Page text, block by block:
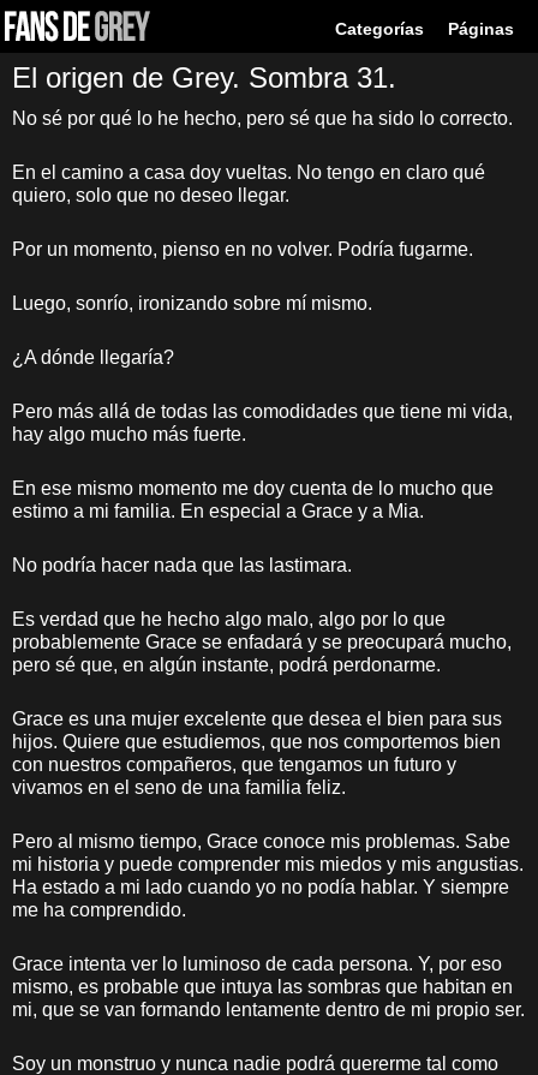
Categorías Páginas
El origen de Grey. Sombra 31.
No sé por qué lo he hecho, pero sé que ha sido lo correcto.
En el camino a casa doy vueltas. No tengo en claro qué
quiero, solo que no deseo llegar.
Por un momento, pienso en no volver. Podría fugarme.
Luego, sonrío, ironizando sobre mí mismo.
¿A dónde llegaría?
Pero más allá de todas las comodidades que tiene mi vida,
hay algo mucho más fuerte.
En ese mismo momento me doy cuenta de lo mucho que
estimo a mi familia. En especial a Grace y a Mia.
No podría hacer nada que las lastimara.
Es verdad que he hecho algo malo, algo por lo que
probablemente Grace se enfadará y se preocupará mucho,
pero sé que, en algún instante, podrá perdonarme.
Grace es una mujer excelente que desea el bien para sus
hijos. Quiere que estudiemos, que nos comportemos bien
con nuestros compañeros, que tengamos un futuro y
vivamos en el seno de una familia feliz.
Pero al mismo tiempo, Grace conoce mis problemas. Sabe
mi historia y puede comprender mis miedos y mis angustias.
Ha estado a mi lado cuando yo no podía hablar. Y siempre
me ha comprendido.
Grace intenta ver lo luminoso de cada persona. Y, por eso
mismo, es probable que intuya las sombras que habitan en
mi, que se van formando lentamente dentro de mi propio ser.
Soy un monstruo y nunca nadie podrá quererme tal como